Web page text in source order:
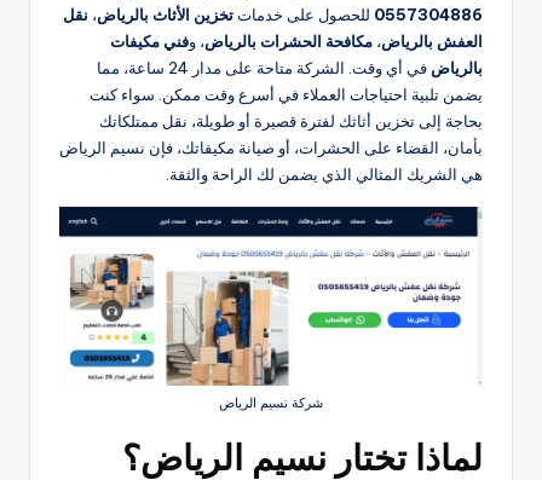
0557304886 للحصول على خدماتتخزين الأثاث بالرياض، نقل
العفش بالرياض، مكافحة الحشرات بالرياض، وفني مكيفات
بالرياض
في أي وقت. الشركة متاحة على مدار 24 ساعة، مما
يضمن تلبية احتياجات العملاء في أسرع وقت ممكن. سواء كنت
بحاجة إلى تخزين أثاثك لفترة قصيرة أو طويلة، نقل ممتلكاتك
بأمان، القضاء على الحشرات، أو صيانة مكيفاتك، فإن نسيم الرياض
هي الشريك المثالي الذي يضمن لك الراحة والثقة.
شركة نسيم الرياض
لماذا تختار نسيم الرياض؟